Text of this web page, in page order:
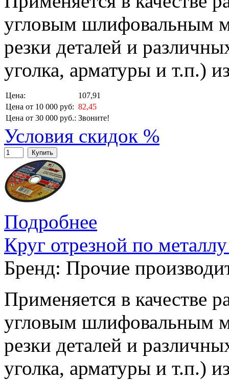
угловым шлифовальным
резки деталей и
уголка, арматуры и т.п.)
Цена:
107,91
Цена от 10 000 руб: 82,45
Цена от 30 000 руб.: Звоните!
Условия скидок %
Купить
Подробнее
Круг отрезной по
Бренд: Прочие
Применяется в качестве
угловым шлифовальным
резки деталей и
уголка, арматуры и т.п.)